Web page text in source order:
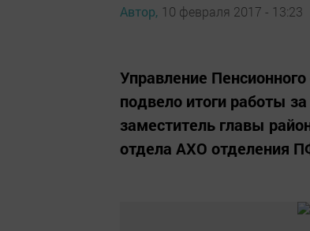
Автор, 10 февраля 2017 - 13:23
Управление
подвело итоги работы
заместитель главы
отдела АХО отделения